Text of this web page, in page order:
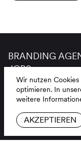
Wir nutzen Cookies
optimieren. In
weitere
AKZEPTIEREN
BRANDING
JOBS
KONTAKT
GLOSSAR
DATENSCHUTZ